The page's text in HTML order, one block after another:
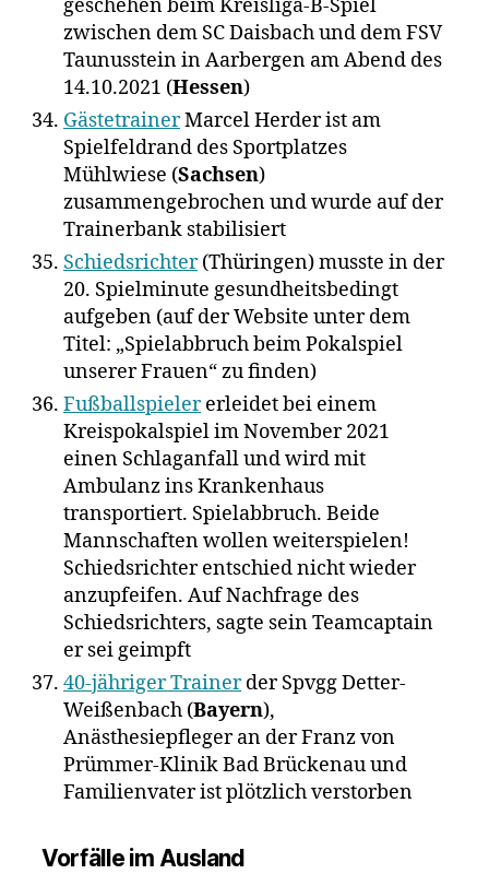
geschehen beim Kreisliga-B-Spiel
zwischen dem SC Daisbach und dem FSV
Taunusstein in Aarbergen am Abend des
14.10.2021 (Hessen)
GästetrainerMarcel Herder ist am
Spielfeldrand des Sportplatzes
Mühlwiese (Sachsen)
zusammengebrochen und wurde auf der
Trainerbank stabilisiert
Schiedsrichter(Thüringen) musste in der
20. Spielminute gesundheitsbedingt
aufgeben (auf der Website unter dem
Titel: „Spielabbruch beim Pokalspiel
unserer Frauen“ zu finden)
Fußballspielererleidet bei einem
Kreispokalspiel im November 2021
einen Schlaganfall und wird mit
Ambulanz ins Krankenhaus
transportiert. Spielabbruch. Beide
Mannschaften wollen weiterspielen!
Schiedsrichter entschied nicht wieder
anzupfeifen. Auf Nachfrage des
Schiedsrichters, sagte sein Teamcaptain
er sei geimpft
40-jähriger Trainerder Spvgg Detter-
Weißenbach (Bayern),
Anästhesiepfleger an der Franz von
Prümmer-Klinik Bad Brückenau und
Familienvater ist plötzlich verstorben
Vorfälle im Ausland